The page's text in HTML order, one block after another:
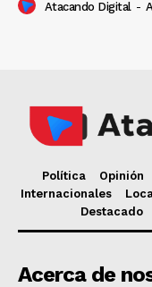
Atacando Digital -
Política Opinión
Internacionales
Destacado
Acerca de